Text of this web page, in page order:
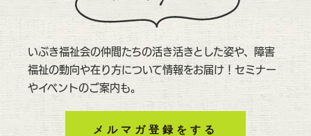
いぶき福祉会の仲間たちの活き活きとした姿や、障害
福祉の動向や在り方について情報をお届け！セミナー
やイベントのご案内も。
メルマガ登録をする